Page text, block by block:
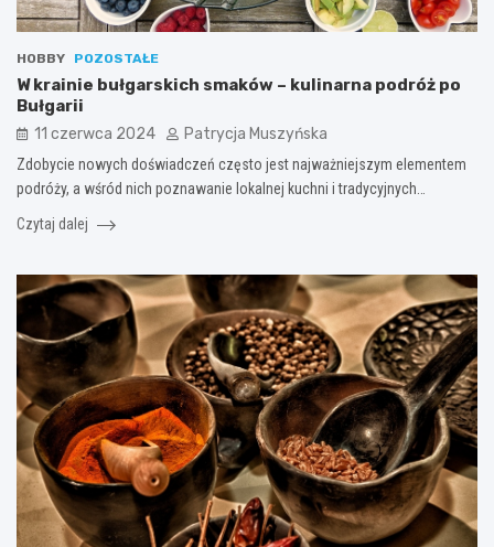
HOBBY POZOSTAŁE
W krainie bułgarskich smaków – kulinarna podróż po
Bułgarii
11 czerwca 2024 Patrycja Muszyńska
Zdobycie nowych doświadczeń często jest najważniejszym elementem
podróży, a wśród nich poznawanie lokalnej kuchni i tradycyjnych…
Czytaj dalej